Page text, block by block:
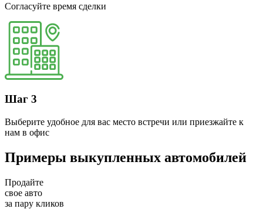
Согласуйте время сделки
Шаг 3
Выберите удобное для вас место встречи или приезжайте к
нам в офис
Примеры выкупленных автомобилей
Продайте
свое авто
за пару кликов